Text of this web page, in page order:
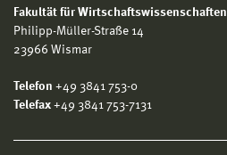
Fakultät für Wirtschaftswissenschaften
Philipp-Müller-Straße 14
23966 Wismar
Telefon +49 3841 753-0
Telefax +49 3841 753-7131